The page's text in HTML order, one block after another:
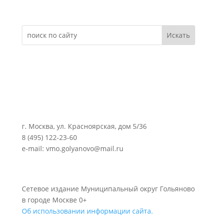
г. Москва, ул. Красноярская, дом 5/36
8 (495) 122-23-60
e-mail: vmo.golyanovo@mail.ru
Сетевое издание Муниципальный округ Гольяново
в городе Москве 0+
Об использовании информации сайта.